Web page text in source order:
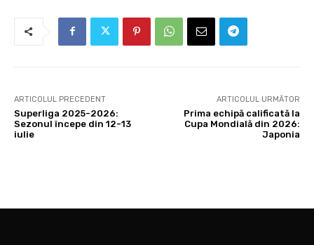
ARTICOLUL PRECEDENT
Superliga 2025-2026:
Sezonul începe din 12-13
iulie
ARTICOLUL URMĂTOR
Prima echipă calificată la
Cupa Mondială din 2026:
Japonia